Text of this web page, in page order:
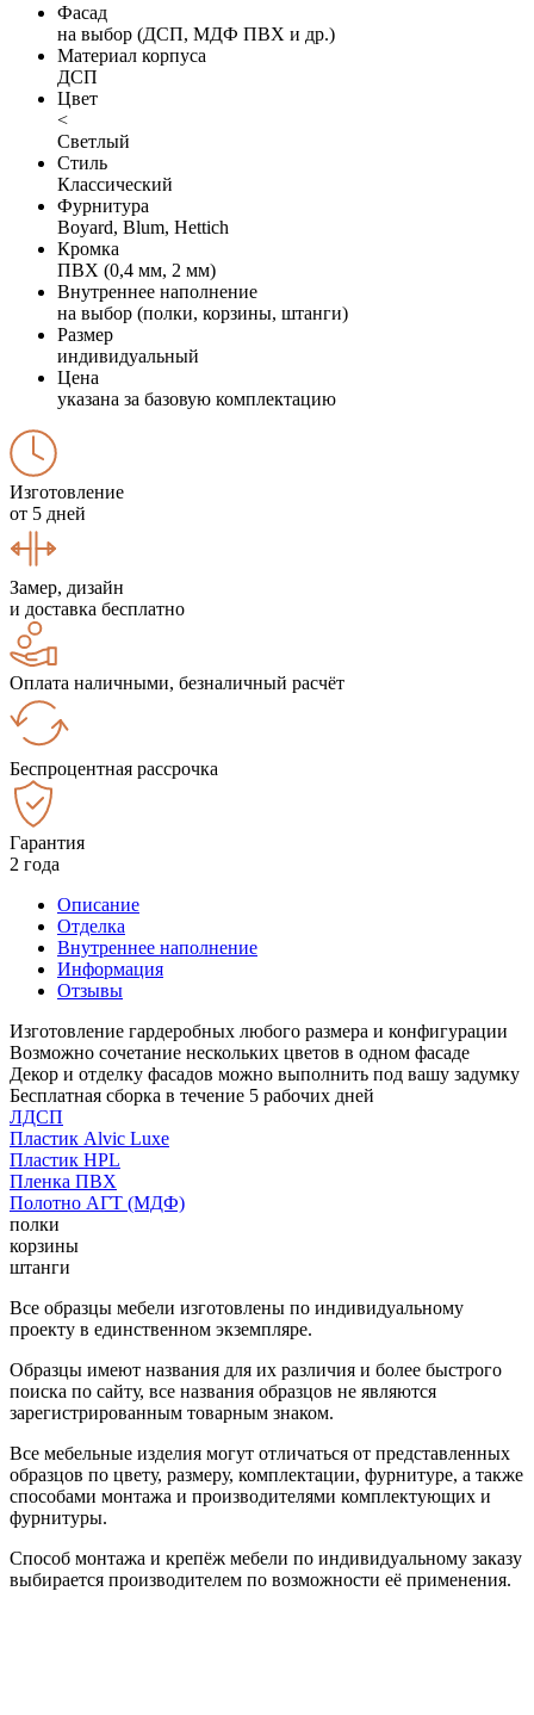
Фасад
на выбор (ДСП, МДФ ПВХ и др.)
Материал корпуса
ДСП
Цвет
<
Светлый
Стиль
Классический
Фурнитура
Boyard, Blum, Hettich
Кромка
ПВХ (0,4 мм, 2 мм)
Внутреннее наполнение
на выбор (полки, корзины, штанги)
Размер
индивидуальный
Цена
указана за базовую комплектацию
Изготовление
от 5 дней
Замер, дизайн
и доставка бесплатно
Оплата наличными, безналичный расчёт
Беспроцентная рассрочка
Гарантия
2 года
Описание
Отделка
Внутреннее наполнение
Информация
Отзывы
Изготовление гардеробных любого размера и конфигурации
Возможно сочетание нескольких цветов в одном фасаде
Декор и отделку фасадов можно выполнить под вашу задумку
Бесплатная сборка в течение 5 рабочих дней
ЛДСП
Пластик Alvic Luxe
Пластик HPL
Пленка ПВХ
Полотно АГТ (МДФ)
полки
корзины
штанги
Все образцы мебели изготовлены по индивидуальному
проекту в единственном экземпляре.
Образцы имеют названия для их различия и более быстрого
поиска по сайту, все названия образцов не являются
зарегистрированным товарным знаком.
Все мебельные изделия могут отличаться от представленных
образцов по цвету, размеру, комплектации, фурнитуре, а также
способами монтажа и производителями комплектующих и
фурнитуры.
Способ монтажа и крепёж мебели по индивидуальному заказу
выбирается производителем по возможности её применения.